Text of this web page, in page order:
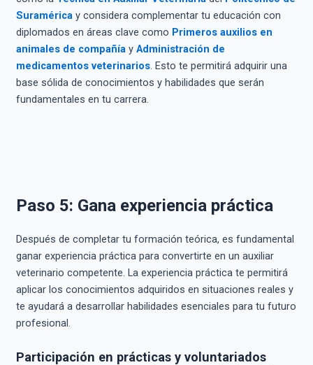
Suramérica y considera complementar tu educación con
diplomados en áreas clave como Primeros auxilios en
animales de compañía y Administración de
medicamentos veterinarios. Esto te permitirá adquirir una
base sólida de conocimientos y habilidades que serán
fundamentales en tu carrera.
Paso 5: Gana experiencia práctica
Después de completar tu formación teórica, es fundamental
ganar experiencia práctica para convertirte en un auxiliar
veterinario competente. La experiencia práctica te permitirá
aplicar los conocimientos adquiridos en situaciones reales y
te ayudará a desarrollar habilidades esenciales para tu futuro
profesional.
Participación en prácticas y voluntariados